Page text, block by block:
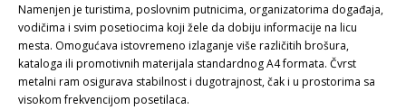
Namenjen je turistima, poslovnim putnicima, organizatorima događaja,
vodičima i svim posetiocima koji žele da dobiju informacije na licu
mesta. Omogućava istovremeno izlaganje više različitih brošura,
kataloga ili promotivnih materijala standardnog A4 formata. Čvrst
metalni ram osigurava stabilnost i dugotrajnost, čak i u prostorima sa
visokom frekvencijom posetilaca.